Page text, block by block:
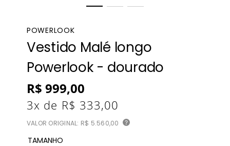
POWERLOOK
Vestido Malé longo
Powerlook - dourado
R$ 999,00
3x de R$ 333,00
VALOR ORIGINAL: R$ 5.560,00 ?
TAMANHO